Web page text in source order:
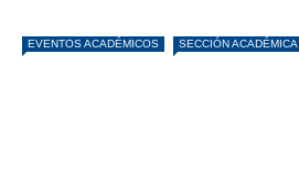
EVENTOS ACADÉMICOS SECCIÓN ACADÉMICA